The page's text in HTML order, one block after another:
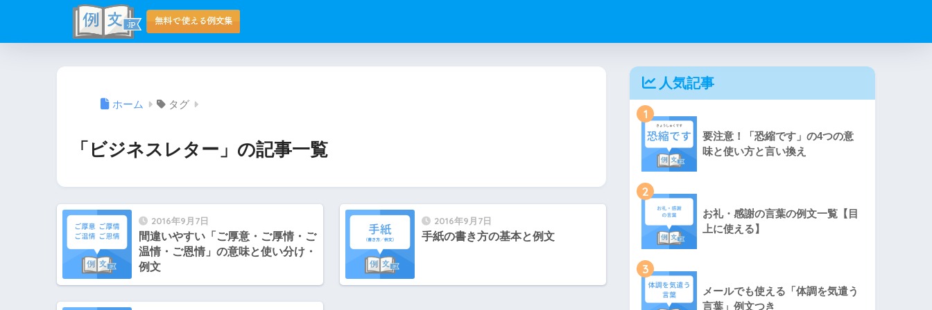
ホーム タグ
「ビジネスレター」の記事一覧
2016年9月7日
間違いやすい「ご厚意・ご厚情・ご
温情・ご恩情」の意味と使い分け・
例文
2016年9月7日
手紙の書き方の基本と例文
人気記事
1
要注意！「恐縮です」の4つの意
味と使い方と言い換え
2
お礼・感謝の言葉の例文一覧【目
上に使える】
3
メールでも使える「体調を気遣う
言葉」例文つき